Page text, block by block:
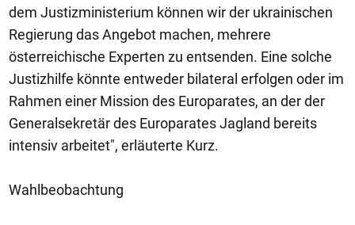
dem Justizministerium können wir der ukrainischen
Regierung das Angebot machen, mehrere
österreichische Experten zu entsenden. Eine solche
Justizhilfe könnte entweder bilateral erfolgen oder im
Rahmen einer Mission des Europarates, an der der
Generalsekretär des Europarates Jagland bereits
intensiv arbeitet", erläuterte Kurz.
Wahlbeobachtung